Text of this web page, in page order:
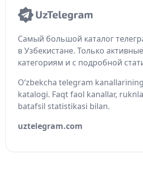
Самый большой каталог
в Узбекистане. Только
категориям и с подробной
O‘zbekcha telegram
katalogi. Faqt faol kanallar,
batafsil statistikasi bilan.
uztelegram.com